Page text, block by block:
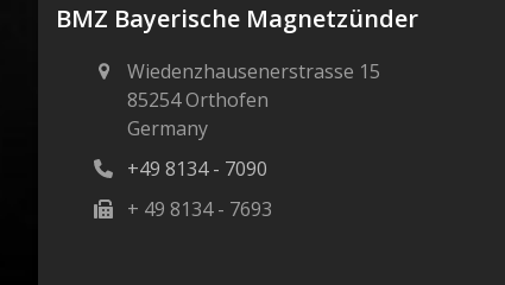
BMZ Bayerische Magnetzünder
Wiedenzhausenerstrasse 15
85254 Orthofen
Germany
+49 8134 - 7090
+ 49 8134 - 7693